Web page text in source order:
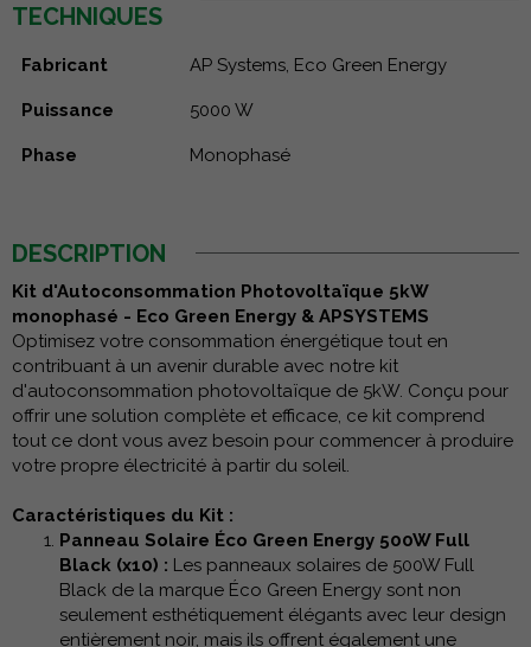
TECHNIQUES
Fabricant AP Systems, Eco Green Energy
Puissance 5000 W
Phase Monophasé
DESCRIPTION
Kit d'Autoconsommation Photovoltaïque 5kW
monophasé - Eco Green Energy & APSYSTEMS
Optimisez votre consommation énergétique tout en
contribuant à un avenir durable avec notre kit
d'autoconsommation photovoltaïque de 5kW. Conçu pour
offrir une solution complète et efficace, ce kit comprend
tout ce dont vous avez besoin pour commencer à produire
votre propre électricité à partir du soleil.
Caractéristiques du Kit :
Panneau Solaire Éco Green Energy 500W Full
Black (x10) : Les panneaux solaires de 500W Full
Black de la marque Éco Green Energy sont non
seulement esthétiquement élégants avec leur design
entièrement noir, mais ils offrent également une